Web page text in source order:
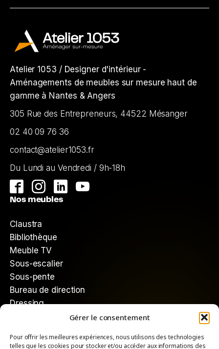
Gérer le consentement
Pour offrir les meilleures expériences, nous utilisons des technologies
telles que les cookies pour stocker et/ou accéder aux informations des
Atelier 1053 / Designer d'intérieur -
Aménagements de meubles sur mesure haut de
gamme à Nantes & Angers
305 Rue des Entrepreneurs, 44522 Mésanger
02 40 09 76 36
contact@atelier1053.fr
Du Lundi au Vendredi / 9h-18h
Nos meubles
Claustra
Bibliothèque
Meuble TV
Sous-escalier
Sous-pente
Bureau de direction
Dressing
Mieux nous connaître
Qui sommes-nous ?